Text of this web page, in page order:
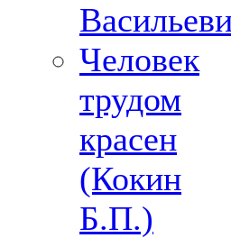
Человек
трудом
красен
(Кокин
Б.П.)